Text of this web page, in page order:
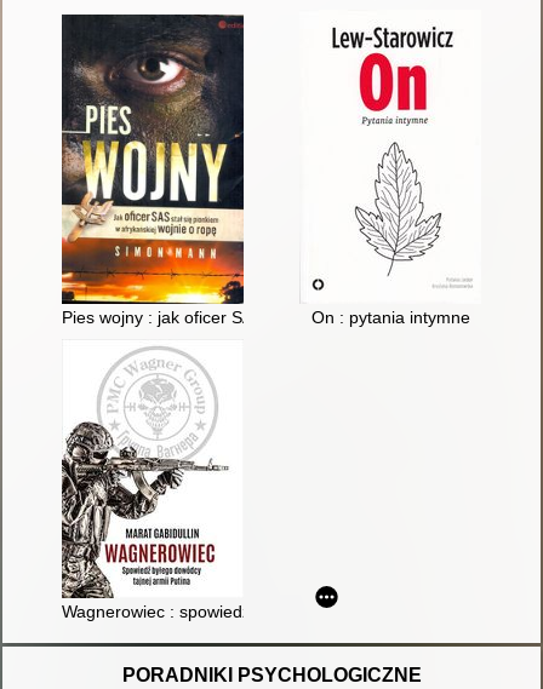
Pies wojny : jak oficer SAS stał się pionkiem w afrykańskiej
On : pytania intymne
Wagnerowiec : spowiedź byłego dowódcy tajnej armii Putina
PORADNIKI PSYCHOLOGICZNE